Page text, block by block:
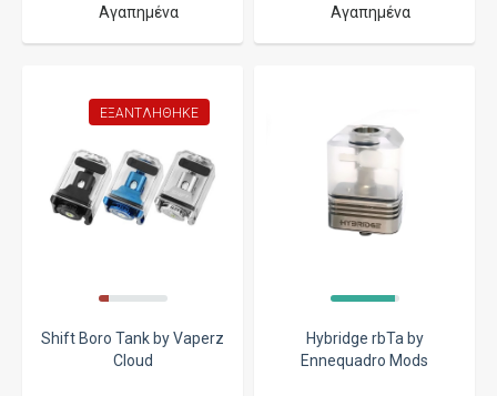
Αγαπημένα
Αγαπημένα
ΕΞΑΝΤΛΉΘΗΚΕ
Shift Boro Tank by Vaperz
Cloud
Hybridge rbTa by
Ennequadro Mods